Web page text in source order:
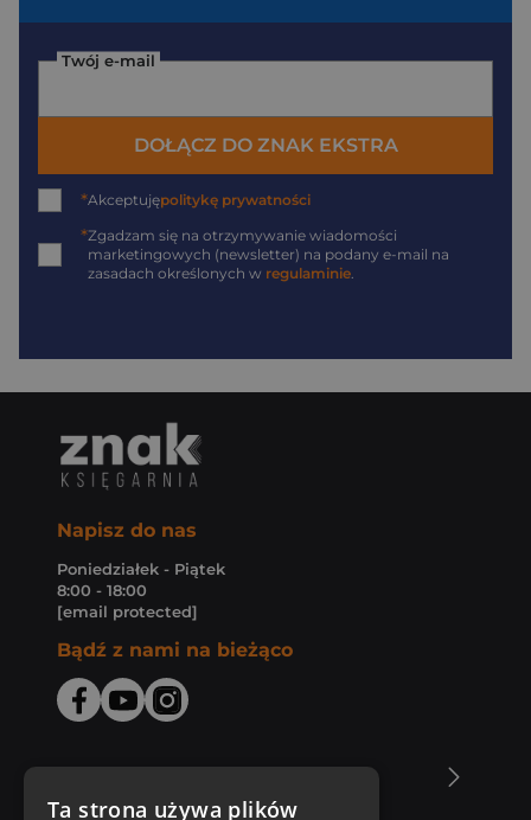
Twój e-mail
DOŁĄCZ DO ZNAK EKSTRA
*Akceptujępolitykę prywatności
*Zgadzam się na otrzymywanie wiadomości
marketingowych (newsletter) na podany e-mail na
zasadach określonych w regulaminie
Napisz do nas
Poniedziałek - Piątek
8:00 - 18:00
[email protected]
Bądź z nami na bieżąco
Ta strona używa plików